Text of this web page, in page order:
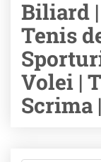
Biliard |
Tenis
Volei |
Scrima |